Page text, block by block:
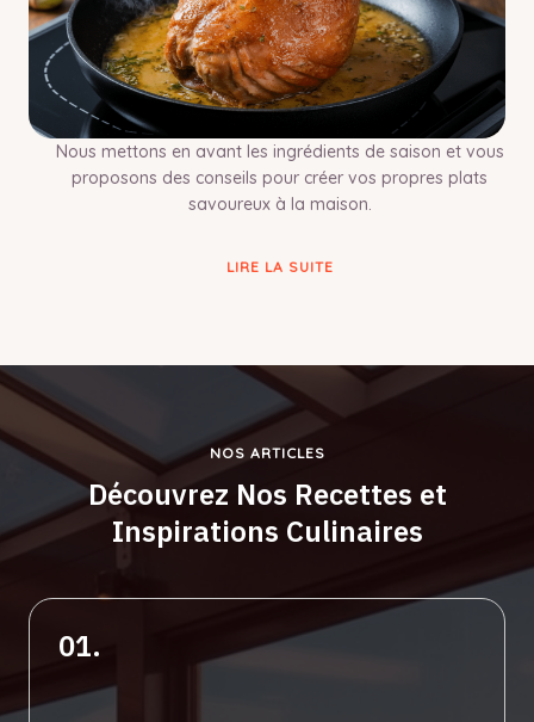
Nous mettons en avant les ingrédients de saison et vous
proposons des conseils pour créer vos propres plats
savoureux à la maison.
LIRE LA SUITE
NOS ARTICLES
Découvrez Nos Recettes et
Inspirations Culinaires
01.